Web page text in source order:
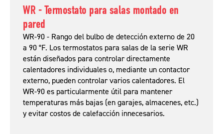
WR - Termostato para salas montado en
pared
WR-90 - Rango del bulbo de detección externo de 20
a 90 °F. Los termostatos para salas de la serie WR
están diseñados para controlar directamente
calentadores individuales o, mediante un contactor
externo, pueden controlar varios calentadores. El
WR-90 es particularmente útil para mantener
temperaturas más bajas (en garajes, almacenes, etc.)
y evitar costos de calefacción innecesarios.